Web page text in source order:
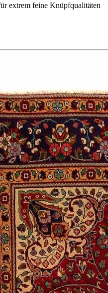
extrem feine Knüpfqualitäten